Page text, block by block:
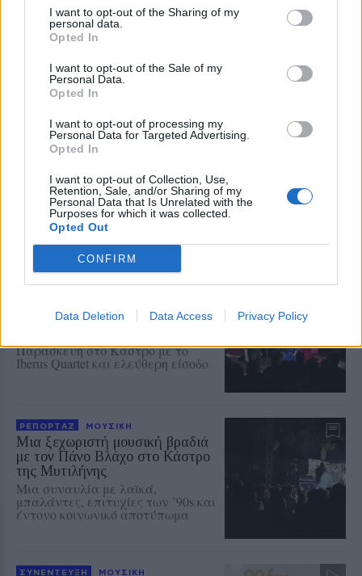
I want to opt-out of the Sharing of my
personal data.
Opted In
I want to opt-out of the Sale of my
Personal Data.
Opted In
I want to opt-out of processing my
Personal Data for Targeted Advertising.
Opted In
I want to opt-out of Collection, Use,
Retention, Sale, and/or Sharing of my
Personal Data that Is Unrelated with the
Purposes for which it was collected.
Opted Out
CONFIRM
Data Deletion Data Access Privacy Policy
ξανά στη Σκάλα Πολιχνίτου
Η αναπαράσταση του παλιού
αλιευτικού εθίμου, οι
γέμισαν το λιμάνι το βράδυ της 6ης
Αυγούστου
ΜΟΥΣΙΚΗ
Ο Σταμάτης Γονίδης στον
Οινοφόρο για μια μεγάλη λαϊκή
Ο δημοφιλής ερμηνευτής έρχεται
στη Λέσβο το Σάββατο 15
Αυγούστου για μια εμφάνιση με
τις μεγαλύτερες επιτυχίες της
ΜΟΥΣΙΚΗ
Το 3ο Μουσικό Φεστιβάλ του Δήμου
Παρασκευή στο Κάστρο με το
Iberus Quartet και ελεύθερη είσοδο
ΡΕΠΟΡΤΑΖ ΜΟΥΣΙΚΗ
Μια ξεχωριστή μουσική βραδιά
με τον Πάνο Βλάχο στο Κάστρο
της Μυτιλήνης
Μια συναυλία με λαϊκά,
μπαλάντες, επιτυχίες των ’90s και
έντονο κοινωνικό αποτύπωμα
ΣΥΝΕΝΤΕΥΞΗ ΜΟΥΣΙΚΗ